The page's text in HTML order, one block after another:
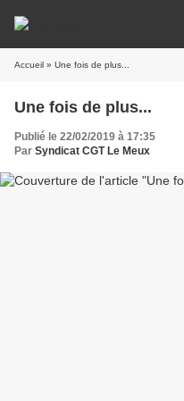
Accueil » Une fois de plus...
Une fois de plus...
Publié le 22/02/2019 à 17:35
Par Syndicat CGT Le Meux